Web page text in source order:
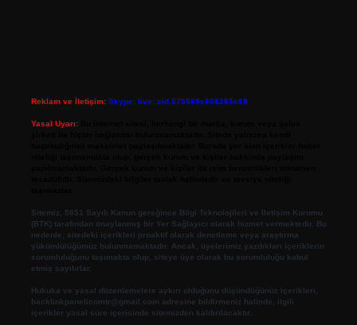
Reklam ve İletişim: Skype: live:.cid.575569c608265c69
Yasal Uyarı:
Sitemiz, 5651 Sayılı Kanun gereğince Bilgi Teknolojileri ve İletişim Kurumu
(BTK) tarafından onaylanmış bir Yer Sağlayıcı olarak hizmet vermektedir. Bu
nedenle, sitedeki içerikleri proaktif olarak denetleme veya araştırma
yükümlülüğümüz bulunmamaktadır. Ancak, üyelerimiz yazdıkları içeriklerin
sorumluluğunu taşımakta olup, siteye üye olarak bu sorumluluğu kabul
etmiş sayılırlar.
Hukuka ve yasal düzenlemelere aykırı olduğunu düşündüğünüz içerikleri,
backlinkpanelicomtr@gmail.com adresine bildirmeniz halinde, ilgili
içerikler yasal süre içerisinde sitemizden kaldırılacaktır.